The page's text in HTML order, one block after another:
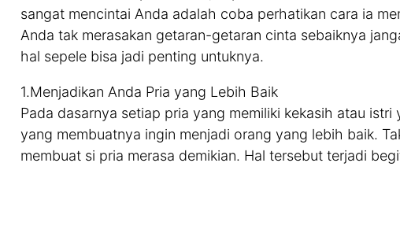
sangat mencintai Anda adalah coba perhatikan cara ia
Anda tak merasakan getaran-getaran cinta sebaiknya
hal sepele bisa jadi penting untuknya.
1.Menjadikan Anda Pria yang Lebih Baik
Pada dasarnya setiap pria yang memiliki kekasih atau
yang membuatnya ingin menjadi orang yang lebih baik.
membuat si pria merasa demikian. Hal tersebut terjadi